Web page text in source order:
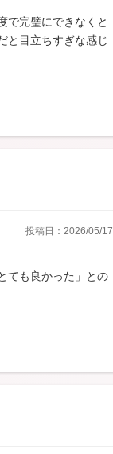
で完璧にできなくと
と目立ちすぎな感じ
投稿日：2026/05/17
ても良かった」との